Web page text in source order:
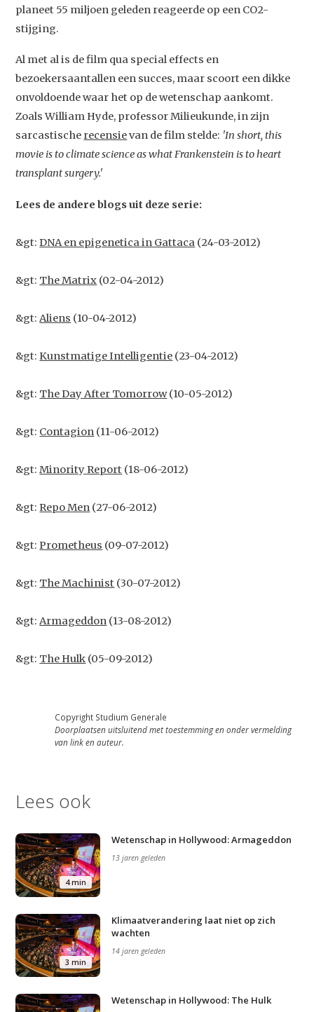
Video
Podcast
Artikelen
Contact
planeet 55 miljoen geleden reageerde op een CO2-
stijging.
Al met al is de film qua special effects en
bezoekersaantallen een succes, maar scoort een dikke
onvoldoende waar het op de wetenschap aankomt.
Zoals William Hyde, professor Milieukunde, in zijn
sarcastische recensievan de film stelde: 'In short, this
movie is to climate science as what Frankenstein is to heart
transplant surgery.'
Lees de andere blogs uit deze serie:
&gt:DNA en epigenetica in Gattaca (24-03-2012)
&gt: The Matrix (02-04-2012)
&gt:Aliens (10-04-2012)
&gt:Kunstmatige Intelligentie (23-04-2012)
&gt: The Day After Tomorrow(10-05-2012)
&gt: Contagion (11-06-2012)
&gt:Minority Report (18-06-2012)
&gt:Repo Men (27-06-2012)
&gt:Prometheus (09-07-2012)
&gt: The Machinist (30-07-2012)
&gt:Armageddon (13-08-2012)
&gt: The Hulk (05-09-2012)
Copyright Studium Generale
Doorplaatsen uitsluitend met toestemming en onder vermelding
van link en auteur.
Lees ook
4 min
Wetenschap in Hollywood: Armageddon
13 jaren geleden
3 min
Klimaatverandering laat niet op zich
wachten
14 jaren geleden
Wetenschap in Hollywood: The Hulk